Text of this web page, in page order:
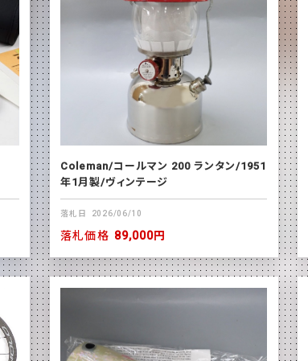
Coleman/コールマン 200 ランタン/1951
年1月製/ヴィンテージ
落札日 2026/06/10
落札価格 89,000円